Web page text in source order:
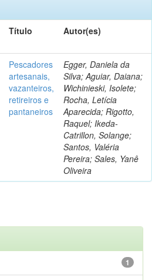
Título Autor(es)
Pescadores
artesanais,
vazanteiros,
retireiros e
pantaneiros
Egger, Daniela da
Silva; Aguiar, Daiana;
Wichinieski, Isolete;
Rocha, Letícia
Aparecida; Rigotto,
Raquel; Ikeda-
Catrillon, Solange;
Santos, Valéria
Pereira; Sales, Yanê
Oliveira
1